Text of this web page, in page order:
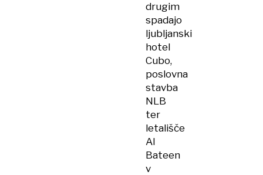
drugim
spadajo
ljubljanski
hotel
Cubo,
poslovna
stavba
NLB
ter
letališče
Al
Bateen
v